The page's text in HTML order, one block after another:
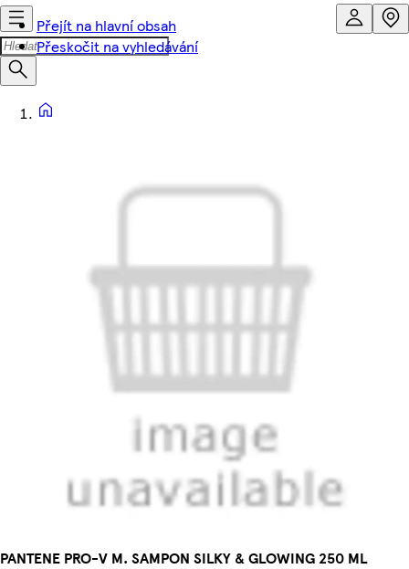
Přejít na hlavní obsah
Přeskočit na vyhledávání
PANTENE PRO-V M. SAMPON SILKY & GLOWING 250 ML